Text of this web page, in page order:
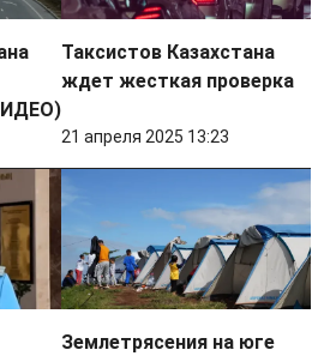
Таксистов Казахстана
ждет жесткая проверка
21 апреля 2025 13:23
Землетрясения на юге